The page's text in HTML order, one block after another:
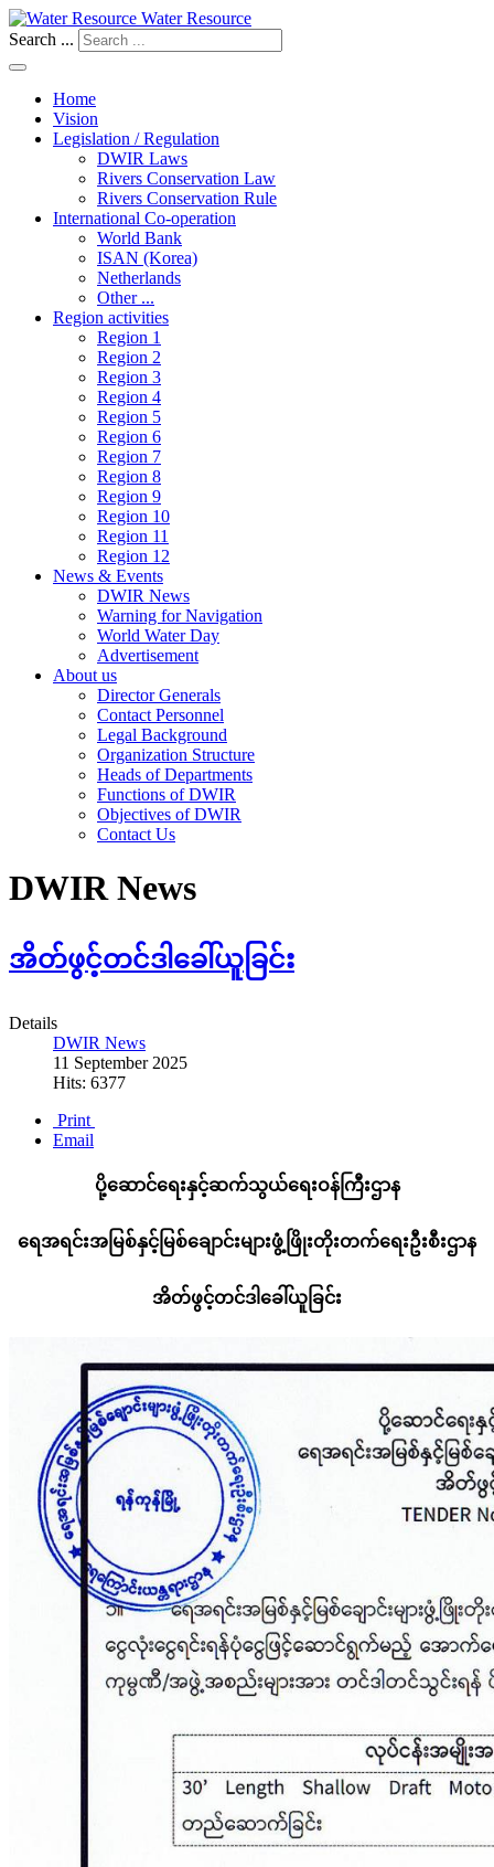
Water Resource
Search ...
Home
Vision
Legislation / Regulation
DWIR Laws
Rivers Conservation Law
Rivers Conservation Rule
International Co-operation
World Bank
ISAN (Korea)
Netherlands
Other ...
Region activities
Region 1
Region 2
Region 3
Region 4
Region 5
Region 6
Region 7
Region 8
Region 9
Region 10
Region 11
Region 12
News & Events
DWIR News
Warning for Navigation
World Water Day
Advertisement
About us
Director Generals
Contact Personnel
Legal Background
Organization Structure
Heads of Departments
Functions of DWIR
Objectives of DWIR
Contact Us
DWIR News
အိတ်ဖွင့်တင်ဒါခေါ်ယူခြင်း
Details
DWIR News
11 September 2025
Hits: 6377
Print
Email
ပို့ဆောင်ရေးနှင့်ဆက်သွယ်ရေးဝန်ကြီးဌာန
ရေအရင်းအမြစ်နှင့်မြစ်ချောင်းများဖွံ့ဖြိုးတိုးတက်ရေးဦးစီးဌာန
အိတ်ဖွင့်တင်ဒါခေါ်ယူခြင်း